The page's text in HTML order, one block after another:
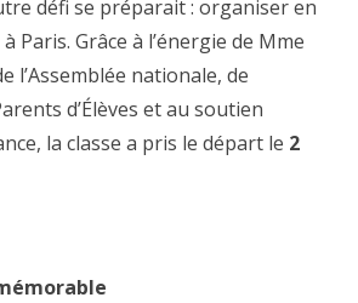
défi se préparait : organiser en
Paris. Grâce à l’énergie de Mme
l’Assemblée nationale, de
d’Élèves et au soutien
la classe a pris le départ le 2